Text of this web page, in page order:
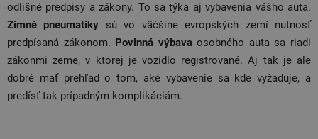
odlišné predpisy a zákony. To sa týka aj vybavenia vášho auta.
Zimné pneumatiky sú vo väčšine evropských zemí nutnosť
predpísaná zákonom. Povinná výbavaosobného auta sa riadi
zákonmi zeme, v ktorej je vozidlo registrované. Aj tak je ale
dobré mať prehľad o tom, aké vybavenie sa kde vyžaduje, a
predísť tak prípadným komplikáciám.